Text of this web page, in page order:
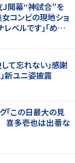
J開幕“神試合”を
コンビの現地ショ
ベルです｣｢めちゃ
て忘れない」感謝
新ユニ姿披露
「この日最大の見
喜多壱也は出番な